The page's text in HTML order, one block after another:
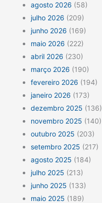
agosto 2026 (58)
julho 2026 (209)
junho 2026 (169)
maio 2026 (222)
abril 2026 (230)
março 2026 (190)
fevereiro 2026 (194)
janeiro 2026 (173)
dezembro 2025 (136)
novembro 2025 (140)
outubro 2025 (203)
setembro 2025 (217)
agosto 2025 (184)
julho 2025 (213)
junho 2025 (133)
maio 2025 (189)